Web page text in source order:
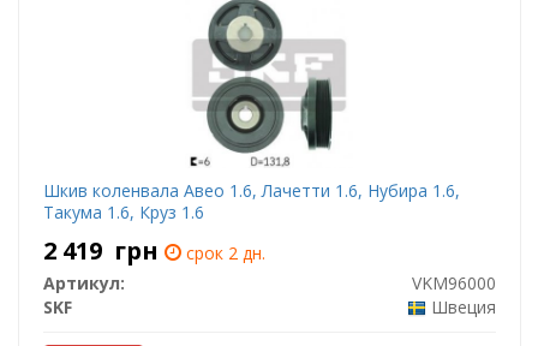
Шкив коленвала Авео 1.6, Лачетти 1.6, Нубира 1.6,
Такума 1.6, Круз 1.6
2 419 грн
срок 2 дн.
Артикул:
VKM96000
SKF
Швеция